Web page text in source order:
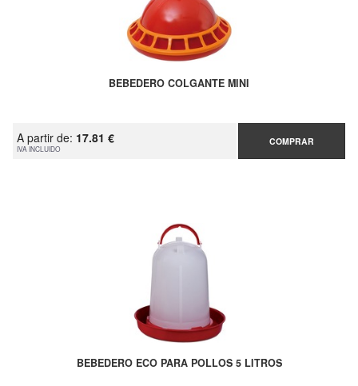
BEBEDERO COLGANTE MINI
A partir de: 17.81 €
IVA INCLUIDO
COMPRAR
BEBEDERO ECO PARA POLLOS 5 LITROS